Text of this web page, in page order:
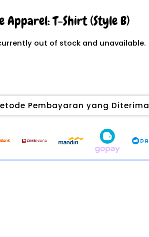
Apparel: T-Shirt (Style B)
out of stock and unavailable.
Pembayaran yang Diterima